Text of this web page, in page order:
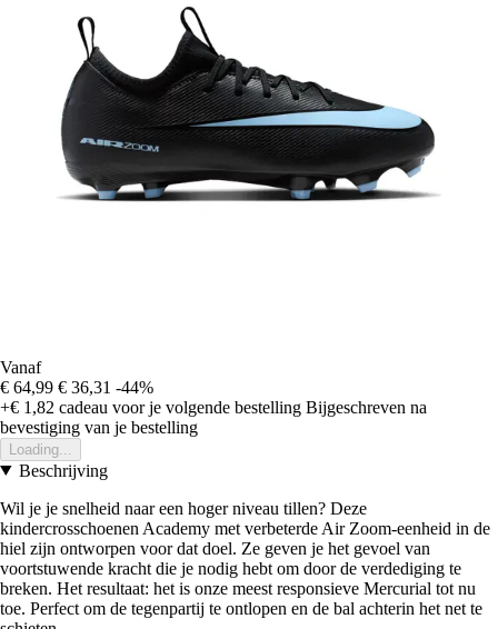
Vanaf
€ 64,99 € 36,31 -44%
+€ 1,82 cadeau voor je volgende bestelling Bijgeschreven na
bevestiging van je bestelling
Loading...
Beschrijving
Wil je je snelheid naar een hoger niveau tillen? Deze
kindercrosschoenen Academy met verbeterde Air Zoom-eenheid in de
hiel zijn ontworpen voor dat doel. Ze geven je het gevoel van
voortstuwende kracht die je nodig hebt om door de verdediging te
breken. Het resultaat: het is onze meest responsieve Mercurial tot nu
toe. Perfect om de tegenpartij te ontlopen en de bal achterin het net te